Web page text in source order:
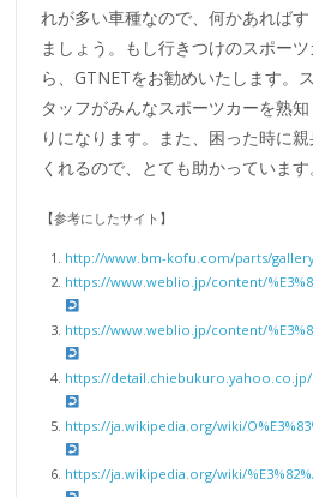
れが多い車種なので、何かあれば
ましょう。もし行きつけのスポー
ら、GTNETをお勧めいたします。
タッフがみんなスポーツカーを熟
りになります。また、困った時に
くれるので、とても助かっています
【参考にしたサイト】
http://www.bm-kofu.com/parts/
https://www.weblio.jp/content/
https://www.weblio.jp/content/
https://detail.chiebukuro.yahoo.co.jp/
https://ja.wikipedia.org/wiki/
https://ja.wikipedia.org/wiki/